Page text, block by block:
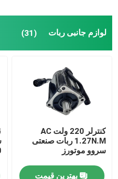
لوازم جانبی ربات (31)
کنترلر 220 ولت AC
1.27N.M ربات صنعتی
سروو موتورز
بهترین قیمت